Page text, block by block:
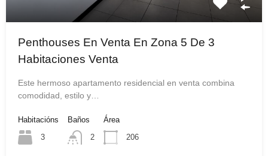
Penthouses En Venta En Zona 5 De 3
Habitaciones Venta
Este hermoso apartamento residencial en venta combina
comodidad, estilo y…
Habitacións
3
Baños
2
Área
206